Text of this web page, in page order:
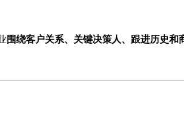
围绕客户关系、关键决策人、跟进历史和